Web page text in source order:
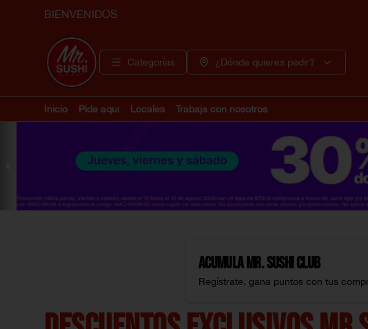
BIENVENIDOS
Categorías ¿Dónde quieres pedir?
Inicio Pide aquí Locales Trabaja con nosotros
AcumulaMr. Sushi Club
Regístrate, gana puntos con tus